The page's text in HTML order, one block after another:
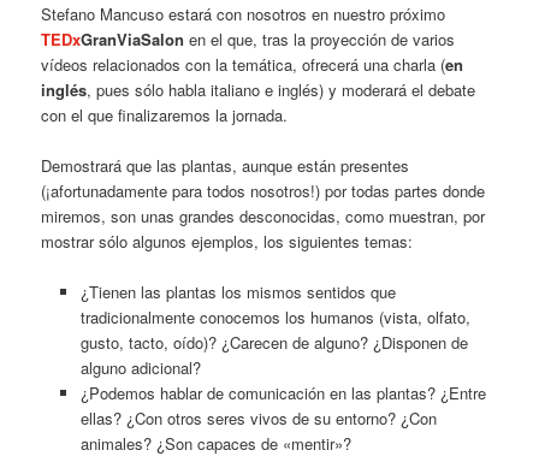
Stefano Mancuso estará con nosotros en nuestro próximo
TEDxGranViaSalon en el que, tras la proyección de varios
vídeos relacionados con la temática, ofrecerá una charla (en
inglés, pues sólo habla italiano e inglés) y moderará el debate
con el que finalizaremos la jornada.
Demostrará que las plantas, aunque están presentes
(¡afortunadamente para todos nosotros!) por todas partes donde
miremos, son unas grandes desconocidas, como muestran, por
mostrar sólo algunos ejemplos, los siguientes temas:
¿Tienen las plantas los mismos sentidos que
tradicionalmente conocemos los humanos (vista, olfato,
gusto, tacto, oído)? ¿Carecen de alguno? ¿Disponen de
alguno adicional?
¿Podemos hablar de comunicación en las plantas? ¿Entre
ellas? ¿Con otros seres vivos de su entorno? ¿Con
animales? ¿Son capaces de «mentir»?